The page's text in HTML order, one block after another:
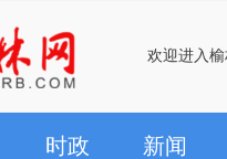
欢迎进入
时政 新闻